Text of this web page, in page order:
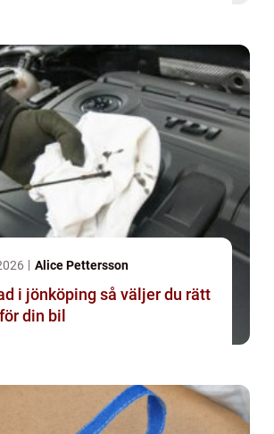
Alice Pettersson
så väljer du rätt
din bil